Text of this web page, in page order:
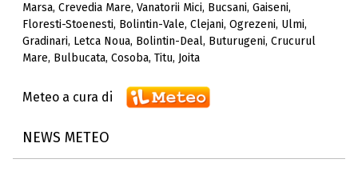
Marsa, Crevedia Mare, Vanatorii Mici, Bucsani, Gaiseni,
Floresti-Stoenesti, Bolintin-Vale, Clejani, Ogrezeni, Ulmi,
Gradinari, Letca Noua, Bolintin-Deal, Buturugeni, Crucurul
Mare, Bulbucata, Cosoba, Titu, Joita
Meteo a cura di
NEWS METEO